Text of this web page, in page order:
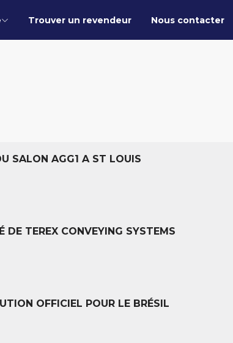
Trouver un revendeur Nous contacter
SALON AGG1 A ST LOUIS
DE TEREX CONVEYING SYSTEMS
OFFICIEL POUR LE BRÉSIL